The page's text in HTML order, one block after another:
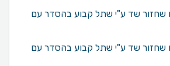
שחזור שד ע"י שתל קבוע בהסדר עם
שחזור שד ע"י שתל קבוע בהסדר עם